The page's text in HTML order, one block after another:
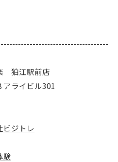
狛江駅前店
アライビル301
ビジトレ
験